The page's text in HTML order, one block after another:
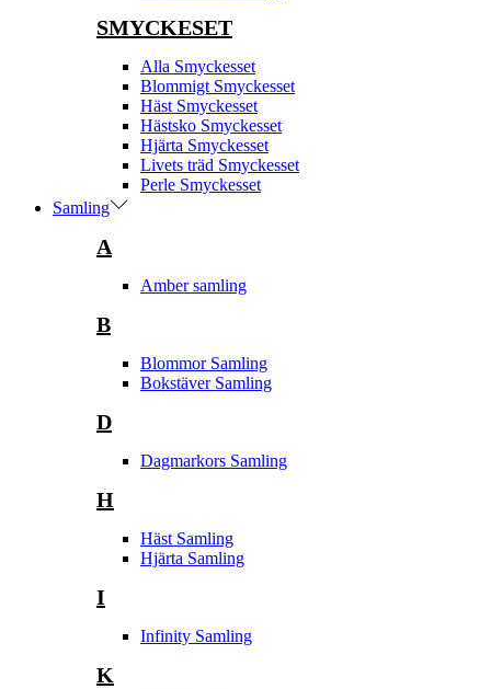
SMYCKESET
Alla Smyckesset
Blommigt Smyckesset
Häst Smyckesset
Hästsko Smyckesset
Hjärta Smyckesset
Livets träd Smyckesset
Perle Smyckesset
Samling
A
Amber samling
B
Blommor Samling
Bokstäver Samling
D
Dagmarkors Samling
H
Häst Samling
Hjärta Samling
I
Infinity Samling
K